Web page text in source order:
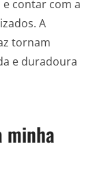
contar com a
A
tornam
e duradoura
minha